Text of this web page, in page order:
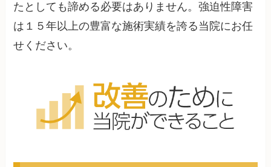
たとしても諦める必要はありません。強迫性障害
は１５年以上の豊富な施術実績を誇る当院にお任
せください。